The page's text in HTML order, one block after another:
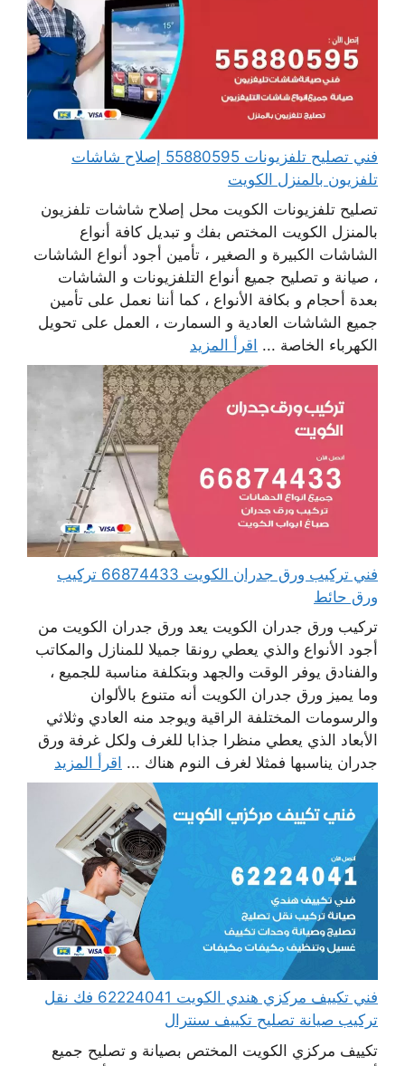
فني تصليح تلفزيونات 55880595 إصلاح شاشات
تلفزيون بالمنزل الكويت
تصليح تلفزيونات الكويت محل إصلاح شاشات تلفزيون
بالمنزل الكويت المختص بفك و تبديل كافة أنواع
الشاشات الكبيرة و الصغير ، تأمين أجود أنواع الشاشات
، صيانة و تصليح جميع أنواع التلفزيونات و الشاشات
بعدة أحجام و بكافة الأنواع ، كما أننا نعمل على تأمين
جميع الشاشات العادية و السمارت ، العمل على تحويل
الكهرباء الخاصة ... اقرأ المزيد
فني تركيب ورق جدران الكويت 66874433 تركيب
ورق حائط
تركيب ورق جدران الكويت يعد ورق جدران الكويت من
أجود الأنواع والذي يعطي رونقا جميلا للمنازل والمكاتب
والفنادق يوفر الوقت والجهد وبتكلفة مناسبة للجميع ،
وما يميز ورق جدران الكويت أنه متنوع بالألوان
والرسومات المختلفة الراقية ويوجد منه العادي وثلاثي
الأبعاد الذي يعطي منظرا جذابا للغرف ولكل غرفة ورق
جدران يناسبها فمثلا لغرف النوم هناك ... اقرأ المزيد
فني تكييف مركزي هندي الكويت 62224041 فك نقل
تركيب صيانة تصليح تكييف سنترال
تكييف مركزي الكويت المختص بصيانة و تصليح جميع